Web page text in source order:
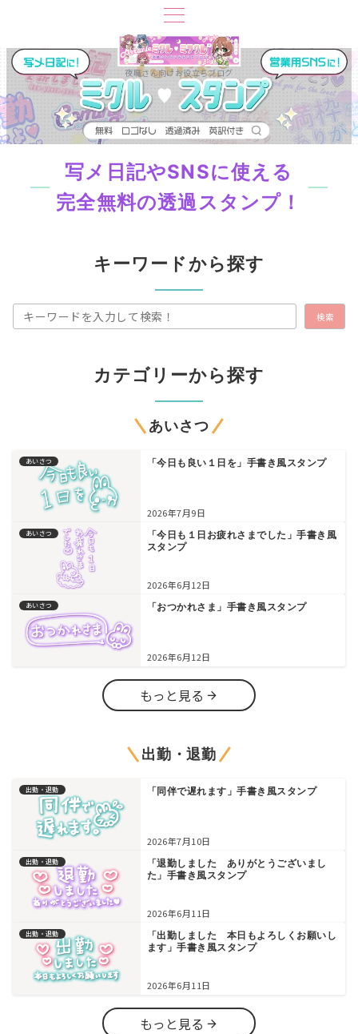
夜職さん向けお役立ちブログ
写メ日記やSNSに使える
完全無料の透過スタンプ！
キーワードから探す
検索 検索
カテゴリーから探す
あいさつ
あいさつ 「今日も良い１日を」手書き風スタンプ
2026年7月9日
あいさつ
「今日も１日お疲れさまでした」手書き風
スタンプ
2026年6月12日
あいさつ 「おつかれさま」手書き風スタンプ
2026年6月12日
もっと見る
出勤・退勤
出勤・退勤 「同伴で遅れます」手書き風スタンプ
2026年7月10日
出勤・退勤
「退勤しました ありがとうございまし
た」手書き風スタンプ
2026年6月11日
出勤・退勤
「出勤しました 本日もよろしくお願いし
ます」手書き風スタンプ
2026年6月11日
もっと見る